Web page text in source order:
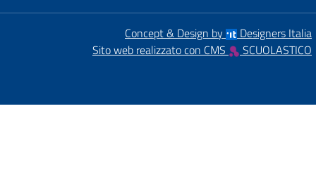
Concept & Design by
Designers Italia
Sito web realizzato con CMS
SCUOLASTICO